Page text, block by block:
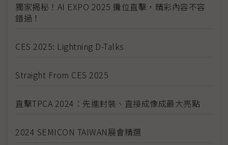
獨家揭秘！AI EXPO 2025 攤位直擊，精彩內容不容
錯過！
CES 2025: Lightning D-Talks
Straight From CES 2025
直擊TPCA 2024：先進封裝、直接成像成最大亮點
2024 SEMICON TAIWAN展會精選